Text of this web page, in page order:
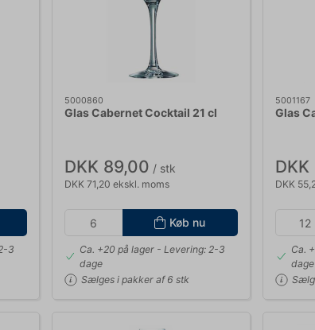
3
5000860
Glas Cabernet Cocktail 21 cl
DKK 89,00 / stk
DKK 71,20 ekskl. moms
Køb nu
Ca. +20 på lager - Levering: 2-3
dage
Sælges i pakker af 6 stk
5001167
Glas
DKK
Ca.
dage